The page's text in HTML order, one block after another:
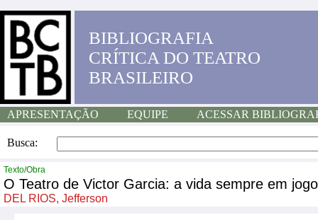
BIBLIOGRAFIA
CRÍTICA DO TEATRO
BRASILEIRO
APRESENTAÇÃO EQUIPE ACESSAR
Busca:
Texto/Obra
O Teatro de Victor Garcia: a vida sempre em jogo
DEL RIOS, Jefferson